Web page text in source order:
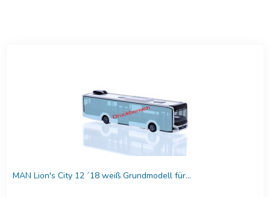
MAN Lion's City 12 ´18 weiß Grundmodell für...